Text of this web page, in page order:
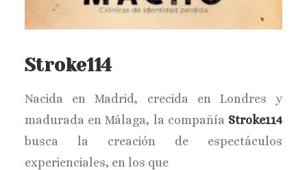
Stroke114
Nacida en Madrid, crecida en Londres y
madurada en Málaga, la compañía Stroke114
busca la creación de espectáculos
experienciales, en los que